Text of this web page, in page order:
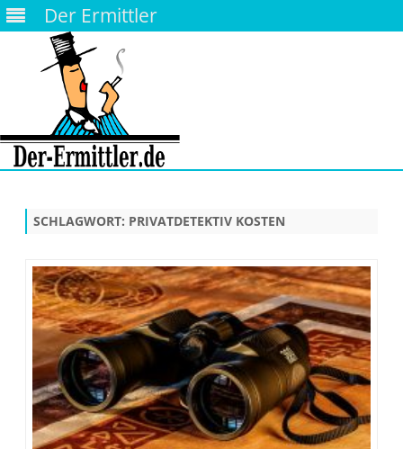
Der Ermittler
SCHLAGWORT: PRIVATDETEKTIV KOSTEN